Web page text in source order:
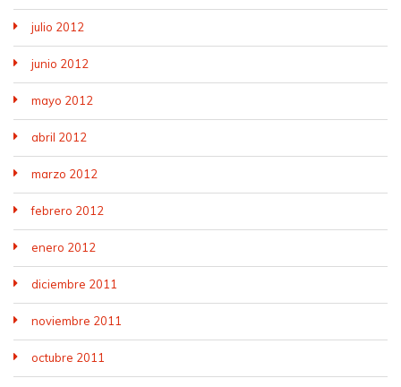
julio 2012
junio 2012
mayo 2012
abril 2012
marzo 2012
febrero 2012
enero 2012
diciembre 2011
noviembre 2011
octubre 2011